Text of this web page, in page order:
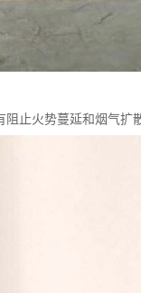
止火势蔓延和烟气扩